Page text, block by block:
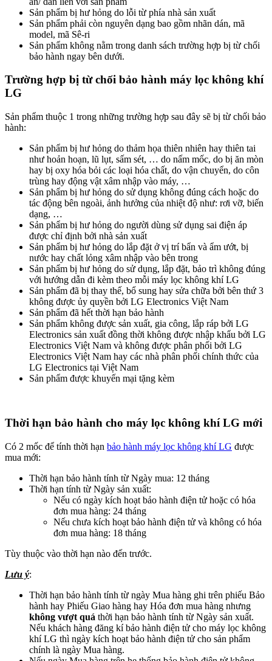
Sản phẩm bị hư hỏng do lỗi từ phía nhà sản xuất
Sản phẩm phải còn nguyên dạng bao gồm nhãn dán, mã
model, mã Sê-ri
Sản phẩm không nằm trong danh sách trường hợp bị từ chối
bảo hành ngay bên dưới.
Trường hợp bị từ chối bảo hành máy lọc không khí
LG
Sản phẩm thuộc 1 trong những trường hợp sau đây sẽ bị từ chối bảo
hành:
Sản phẩm bị hư hỏng do thảm họa thiên nhiên hay thiên tai
như hoản hoạn, lũ lụt, sấm sét, … do nấm mốc, do bị ăn mòn
hay bị oxy hóa bỏi các loại hóa chất, do vận chuyển, do côn
trùng hay động vật xâm nhập vào máy, …
Sản phẩm bị hư hỏng do sử dụng không đúng cách hoặc do
tác động bên ngoài, ảnh hưởng của nhiệt độ như: rơi vỡ, biến
dạng, …
Sản phẩm bị hư hỏng do người dùng sử dụng sai điện áp
được chỉ định bởi nhà sản xuất
Sản phẩm bị hư hỏng do lắp đặt ở vị trí bẩn và ẩm ướt, bị
nước hay chất lỏng xâm nhập vào bên trong
Sản phẩm bị hư hỏng do sử dụng, lắp đặt, bảo trì không đúng
với hướng dẫn đi kèm theo mỗi máy lọc không khí LG
Sản phẩm đã bị thay thế, bổ sung hay sửa chữa bởi bên thứ 3
không được ủy quyền bởi LG Electronics Việt Nam
Sản phẩm đã hết thời hạn bảo hành
Sản phẩm không được sản xuất, gia công, lắp ráp bởi LG
Electronics sản xuất đồng thời không được nhập khẩu bởi LG
Electronics Việt Nam và không được phân phối bởi LG
Electronics Việt Nam hay các nhà phân phối chính thức của
LG Electronics tại Việt Nam
Sản phẩm được khuyến mại tặng kèm
Thời hạn bảo hành cho máy lọc không khí LG mới
Có 2 mốc để tính thời hạn bảo hành máy lọc không khí LG được
mua mới:
Thời hạn bảo hành tính từ Ngày mua: 12 tháng
Thời hạn tính từ Ngày sản xuất:
Nếu có ngày kích hoạt bảo hành điện tử hoặc có hóa
đơn mua hàng: 24 tháng
Nếu chưa kích hoạt bảo hành điện tử và không có hóa
đơn mua hàng: 18 tháng
Tùy thuộc vào thời hạn nào đến trước.
Lưu ý:
Thời hạn bảo hành tính từ ngày Mua hàng ghi trên phiếu Bảo
hành hay Phiếu Giao hàng hay Hóa đơn mua hàng nhưng
không vượt quá thời hạn bảo hành tính từ Ngày sản xuất.
Nếu khách hàng đăng kí bảo hành điện tử cho máy lọc không
khí LG thì ngày kích hoạt bảo hành điện tử cho sản phẩm
chính là ngày Mua hàng.